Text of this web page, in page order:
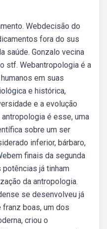
Webdecisão do
fora do sus
saúde. Gonzalo vecina
stf. Webantropologia é a
em suas
e histórica,
e a evolução
é esse, uma
sobre um ser
inferior, bárbaro,
finais da segunda
potências já tinham
da antropologia.
se desenvolveu já
boas, um dos
criou o